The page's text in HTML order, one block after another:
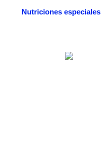
Nutriciones especiales